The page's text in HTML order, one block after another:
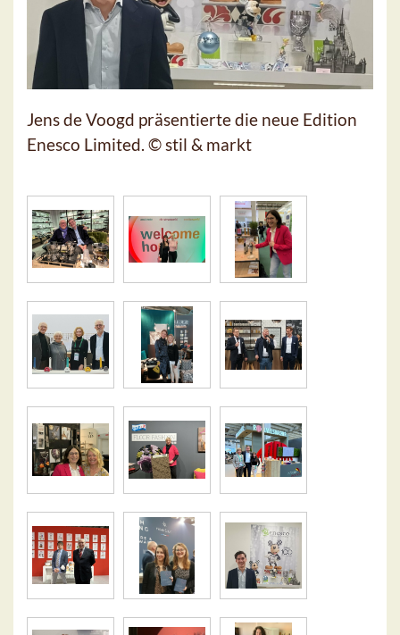
Jens de Voogd präsentierte die neue Edition
Enesco Limited. © stil & markt